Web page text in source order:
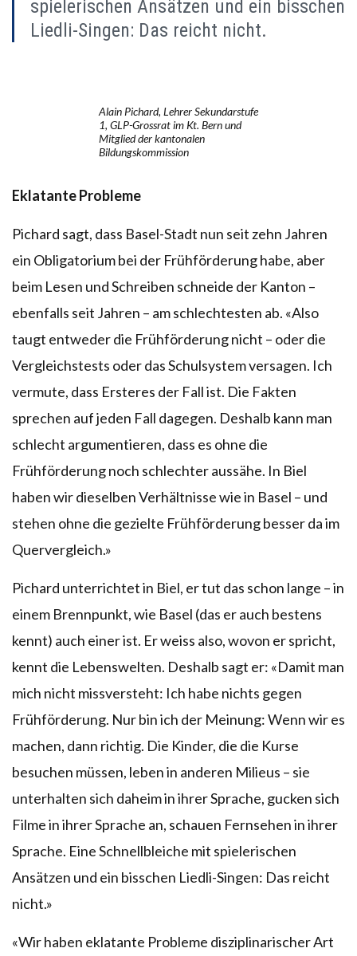
spielerischen Ansätzen und ein bisschen
Liedli-Singen: Das reicht nicht.
Alain Pichard, Lehrer Sekundarstufe
1, GLP-Grossrat im Kt. Bern und
Mitglied der kantonalen
Bildungskommission
Eklatante Probleme
Pichard sagt, dass Basel-Stadt nun seit zehn Jahren
ein Obligatorium bei der Frühförderung habe, aber
beim Lesen und Schreiben schneide der Kanton –
ebenfalls seit Jahren – am schlechtesten ab. «Also
taugt entweder die Frühförderung nicht – oder die
Vergleichstests oder das Schulsystem versagen. Ich
vermute, dass Ersteres der Fall ist. Die Fakten
sprechen auf jeden Fall dagegen. Deshalb kann man
schlecht argumentieren, dass es ohne die
Frühförderung noch schlechter aussähe. In Biel
haben wir dieselben Verhältnisse wie in Basel – und
stehen ohne die gezielte Frühförderung besser da im
Quervergleich.»
Pichard unterrichtet in Biel, er tut das schon lange – in
einem Brennpunkt, wie Basel (das er auch bestens
kennt) auch einer ist. Er weiss also, wovon er spricht,
kennt die Lebenswelten. Deshalb sagt er: «Damit man
mich nicht missversteht: Ich habe nichts gegen
Frühförderung. Nur bin ich der Meinung: Wenn wir es
machen, dann richtig. Die Kinder, die die Kurse
besuchen müssen, leben in anderen Milieus – sie
unterhalten sich daheim in ihrer Sprache, gucken sich
Filme in ihrer Sprache an, schauen Fernsehen in ihrer
Sprache. Eine Schnellbleiche mit spielerischen
Ansätzen und ein bisschen Liedli-Singen: Das reicht
nicht.»
«Wir haben eklatante Probleme disziplinarischer Art